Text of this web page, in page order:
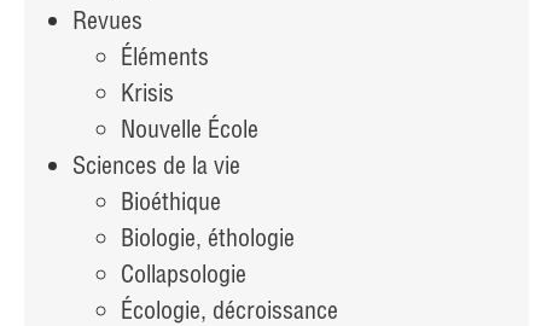
Revues
Éléments
Krisis
Nouvelle École
Sciences de la vie
Bioéthique
Biologie, éthologie
Collapsologie
Écologie, décroissance